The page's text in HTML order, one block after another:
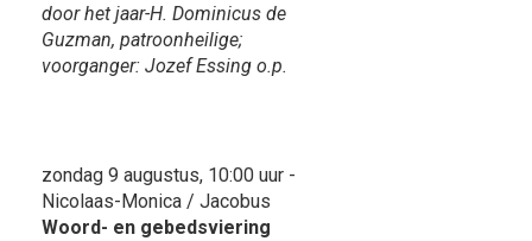
door het jaar-H. Dominicus de
Guzman, patroonheilige;
voorganger: Jozef Essing o.p.
zondag 9 augustus, 10:00 uur -
Nicolaas-Monica / Jacobus
Woord- en gebedsviering